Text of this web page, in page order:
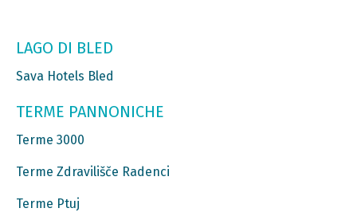
LAGO DI BLED
Sava Hotels Bled
TERME PANNONICHE
Terme 3000
Terme Zdravilišče Radenci
Terme Ptuj